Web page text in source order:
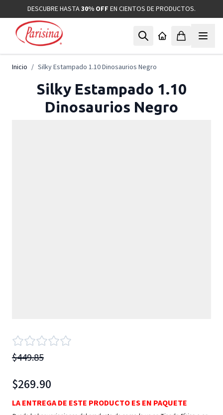
Ir al contenidoDESCUBRE HASTA30% OFF EN CIENTOS DE PRODUCTOS.
Inicio / Silky Estampado 1.10 Dinosaurios Negro
Silky Estampado 1.10
Dinosaurios Negro
$449.85
$269.90
LA ENTREGA DE ESTE PRODUCTO ES EN PAQUETE